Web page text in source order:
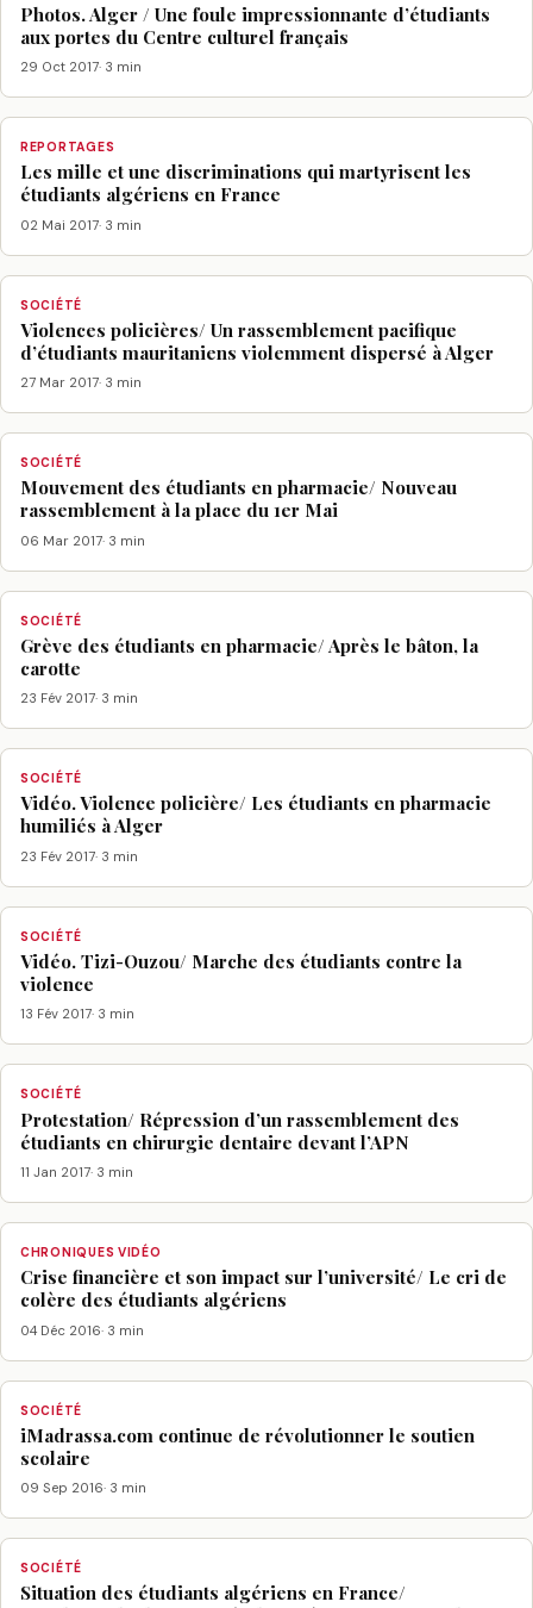
Photos. Alger / Une foule impressionnante d’étudiants
aux portes du Centre culturel français
29 Oct 2017· 3 min
REPORTAGES
Les mille et une discriminations qui martyrisent les
étudiants algériens en France
02 Mai 2017· 3 min
SOCIÉTÉ
Violences policières/ Un rassemblement pacifique
d’étudiants mauritaniens violemment dispersé à Alger
27 Mar 2017· 3 min
SOCIÉTÉ
Mouvement des étudiants en pharmacie/ Nouveau
rassemblement à la place du 1er Mai
06 Mar 2017· 3 min
SOCIÉTÉ
Grève des étudiants en pharmacie/ Après le bâton, la
carotte
23 Fév 2017· 3 min
SOCIÉTÉ
Vidéo. Violence policière/ Les étudiants en pharmacie
humiliés à Alger
23 Fév 2017· 3 min
SOCIÉTÉ
Vidéo. Tizi-Ouzou/ Marche des étudiants contre la
violence
13 Fév 2017· 3 min
SOCIÉTÉ
Protestation/ Répression d’un rassemblement des
étudiants en chirurgie dentaire devant l’APN
11 Jan 2017· 3 min
CHRONIQUES VIDÉO
Crise financière et son impact sur l’université/ Le cri de
colère des étudiants algériens
04 Déc 2016· 3 min
SOCIÉTÉ
iMadrassa.com continue de révolutionner le soutien
scolaire
09 Sep 2016· 3 min
SOCIÉTÉ
Situation des étudiants algériens en France/